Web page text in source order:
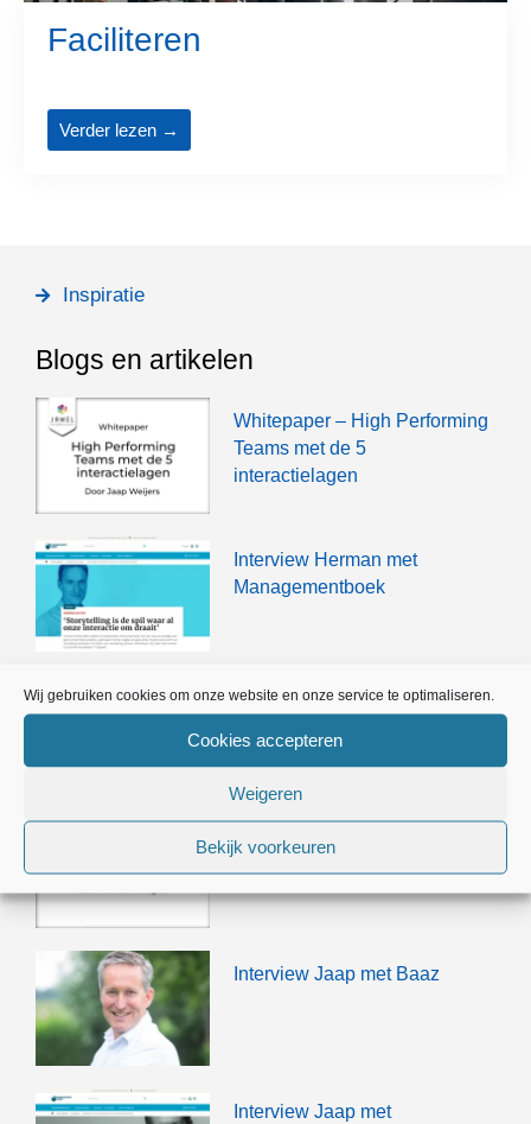
Wij gebruiken cookies om onze website en onze service te optimaliseren.
Cookies accepteren
Weigeren
Bekijk voorkeuren
Faciliteren
Verder lezen →
Inspiratie
Blogs en artikelen
Whitepaper – High Performing
Teams met de 5
interactielagen
Interview Herman met
Managementboek
Whitepaper – Contracteren
Interview Jaap met Baaz
Interview Jaap met